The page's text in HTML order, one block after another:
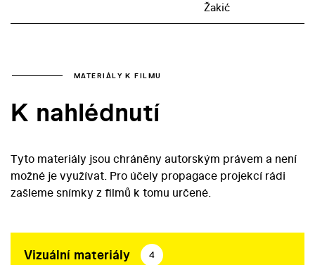
Žakić
MATERIÁLY K FILMU
K nahlédnutí
Tyto materiály jsou chráněny autorským právem a není
možné je využívat. Pro účely propagace projekcí rádi
zašleme snímky z filmů k tomu určené.
Vizuální materiály 4